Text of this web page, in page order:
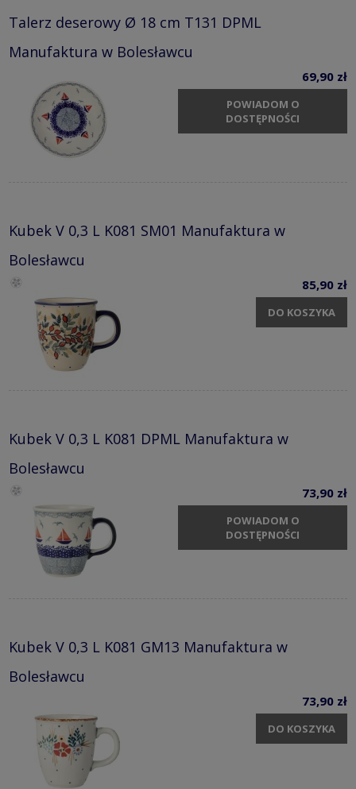
Talerz deserowy Ø 18 cm T131 DPML
Manufaktura w Bolesławcu
69,90 zł
POWIADOM O
DOSTĘPNOŚCI
Kubek V 0,3 L K081 SM01 Manufaktura w
Bolesławcu
85,90 zł
DO KOSZYKA
Kubek V 0,3 L K081 DPML Manufaktura w
Bolesławcu
73,90 zł
POWIADOM O
DOSTĘPNOŚCI
Kubek V 0,3 L K081 GM13 Manufaktura w
Bolesławcu
73,90 zł
DO KOSZYKA